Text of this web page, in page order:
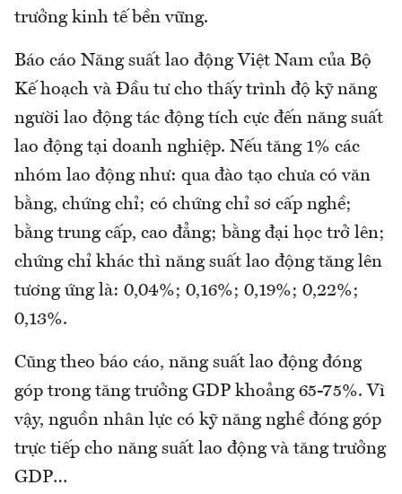
trưởng kinh tế bền vững.
Báo cáo Năng suất lao động Việt Nam của Bộ
Kế hoạch và Đầu tư cho thấy trình độ kỹ năng
người lao động tác động tích cực đến năng suất
lao động tại doanh nghiệp. Nếu tăng 1% các
nhóm lao động như: qua đào tạo chưa có văn
bằng, chứng chỉ; có chứng chỉ sơ cấp nghề;
bằng trung cấp, cao đẳng; bằng đại học trở lên;
chứng chỉ khác thì năng suất lao động tăng lên
tương ứng là: 0,04%; 0,16%; 0,19%; 0,22%;
0,13%.
Cũng theo báo cáo, năng suất lao động đóng
góp trong tăng trưởng GDP khoảng 65-75%. Vì
vậy, nguồn nhân lực có kỹ năng nghề đóng góp
trực tiếp cho năng suất lao động và tăng trưởng
GDP…